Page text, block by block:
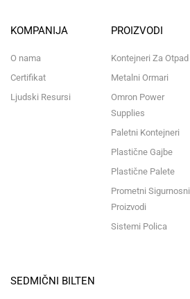
KOMPANIJA
O nama
Certifikat
Ljudski Resursi
PROIZVODI
Kontejneri Za Otpad
Metalni Ormari
Omron Power
Supplies
Paletni Kontejneri
Plastične Gajbe
Plastične Palete
Prometni Sigurnosni
Proizvodi
Sistemi Polica
SEDMIČNI BILTEN